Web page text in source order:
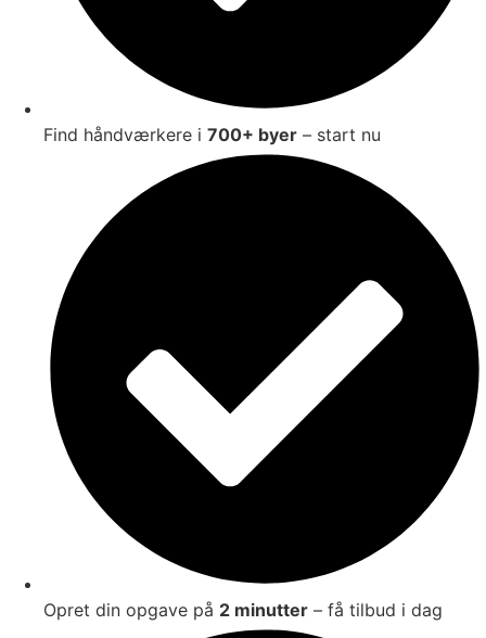
Find håndværkere i 700+ byer – start nu
Opret din opgave på 2 minutter – få tilbud i dag